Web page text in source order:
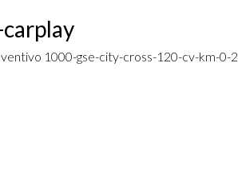
1000-gse-city-cross-120-cv-km-0-2